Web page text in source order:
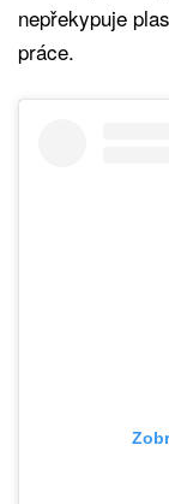
nepřekypuje
práce.